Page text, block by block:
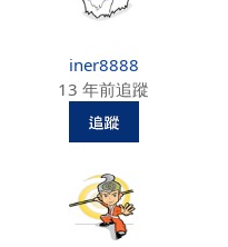
iner8888
13 年前追蹤